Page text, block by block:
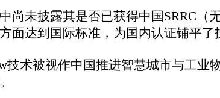
作为全屋智能的连接中枢，它可以稳定连接门锁、
于功耗极低，部分设备仅靠纽扣电池就能运行数
、工业园区等场景，FGH100M可用于连接大量
有效应对复杂的工业环境。